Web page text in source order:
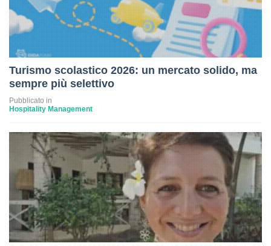
Turismo scolastico 2026: un mercato solido, ma
sempre più selettivo
Pubblicato in
Hospitality Management